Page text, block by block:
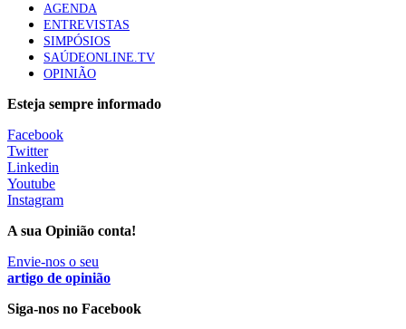
Especialistas defendem mais potássio na alimentação
para ajudar a controlar a hipertensão
57 visualizações
MAIS NOTÍCIAS
Sindicato diz que nova carreira de médicos dentistas reforça
estabilidade no SNS
6 Ago, 2026
Mais de 400 utentes beneficiaram de comparticipação reforçada
para tratamentos de infertilidade na Madeira
6 Ago, 2026 0 Comments
AGENDA
ENTREVISTAS
SIMPÓSIOS
SAÚDEONLINE.TV
OPINIÃO
Esteja sempre informado
Facebook
Twitter
Linkedin
Youtube
Instagram
A sua Opinião conta!
Envie-nos o seu
artigo de opinião
Siga-nos no Facebook